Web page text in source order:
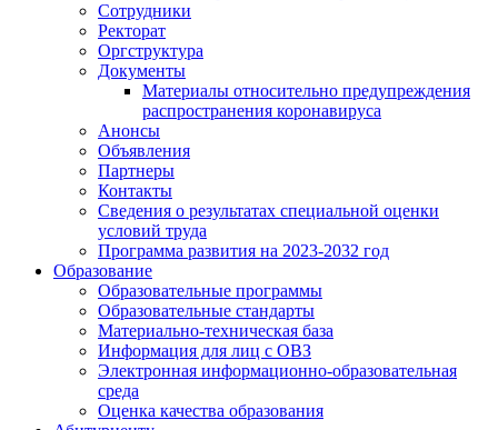
Сотрудники
Ректорат
Оргструктура
Документы
Материалы относительно предупреждения
распространения коронавируса
Анонсы
Объявления
Партнеры
Контакты
Сведения о результатах специальной оценки
условий труда
Программа развития на 2023-2032 год
Образование
Образовательные программы
Образовательные стандарты
Материально-техническая база
Информация для лиц с ОВЗ
Электронная информационно-образовательная
среда
Оценка качества образования